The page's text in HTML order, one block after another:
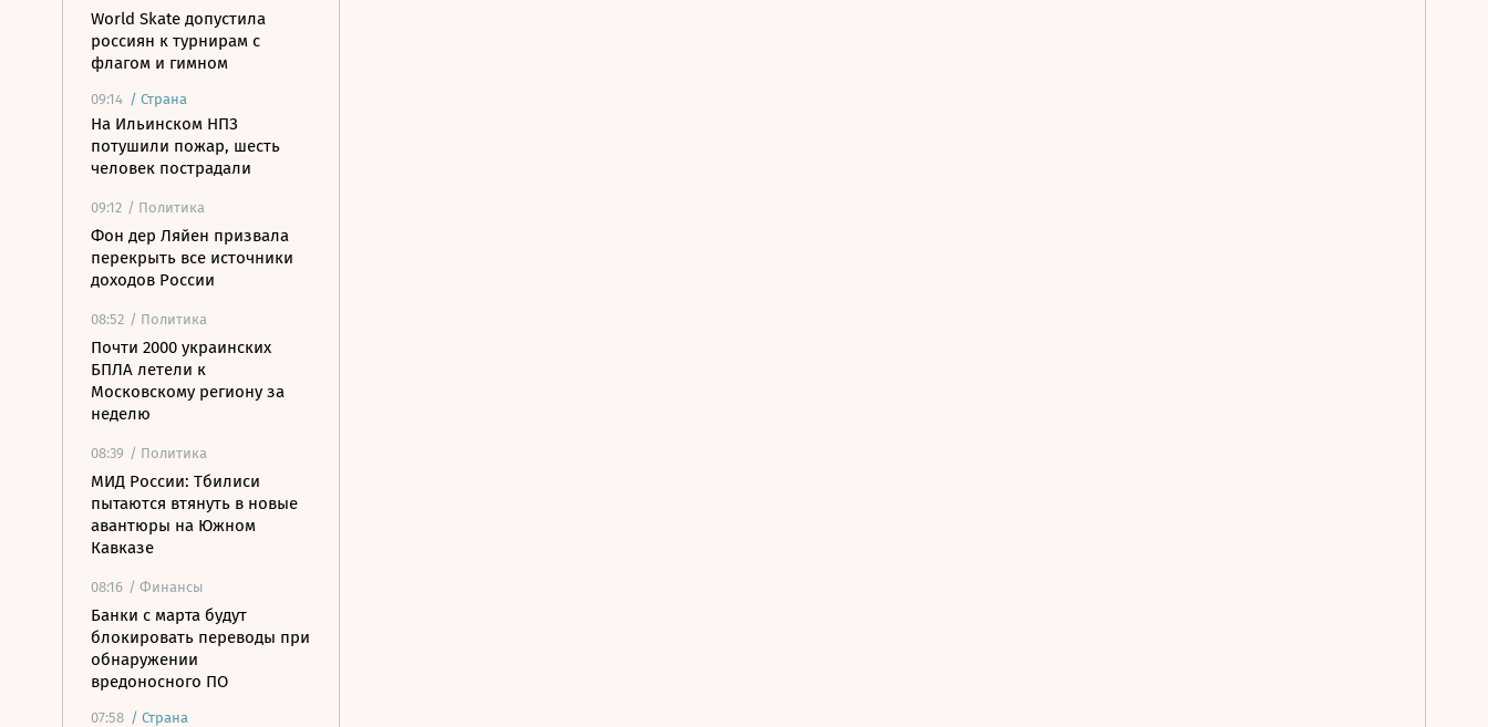
World Skate допустила
россиян к турнирам с
флагом и гимном
09:14 / Страна
На Ильинском НПЗ
потушили пожар, шесть
человек пострадали
09:12 / Политика
Фон дер Ляйен призвала
перекрыть все источники
доходов России
08:52 / Политика
Почти 2000 украинских
БПЛА летели к
Московскому региону за
неделю
08:39 / Политика
МИД России: Тбилиси
пытаются втянуть в новые
авантюры на Южном
Кавказе
08:16 / Финансы
Банки с марта будут
блокировать переводы при
обнаружении
вредоносного ПО
07:58 / Страна